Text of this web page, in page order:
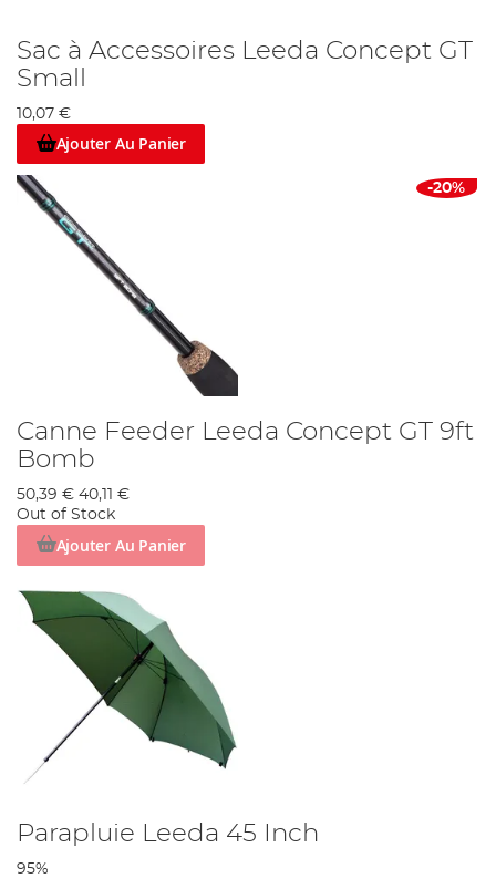
Sac à Accessoires Leeda Concept GT
Small
10,07 €
Ajouter Au Panier
-20%
Canne Feeder Leeda Concept GT 9ft
Bomb
50,39 € 40,11 €
Out of Stock
Ajouter Au Panier
Parapluie Leeda 45 Inch
95%